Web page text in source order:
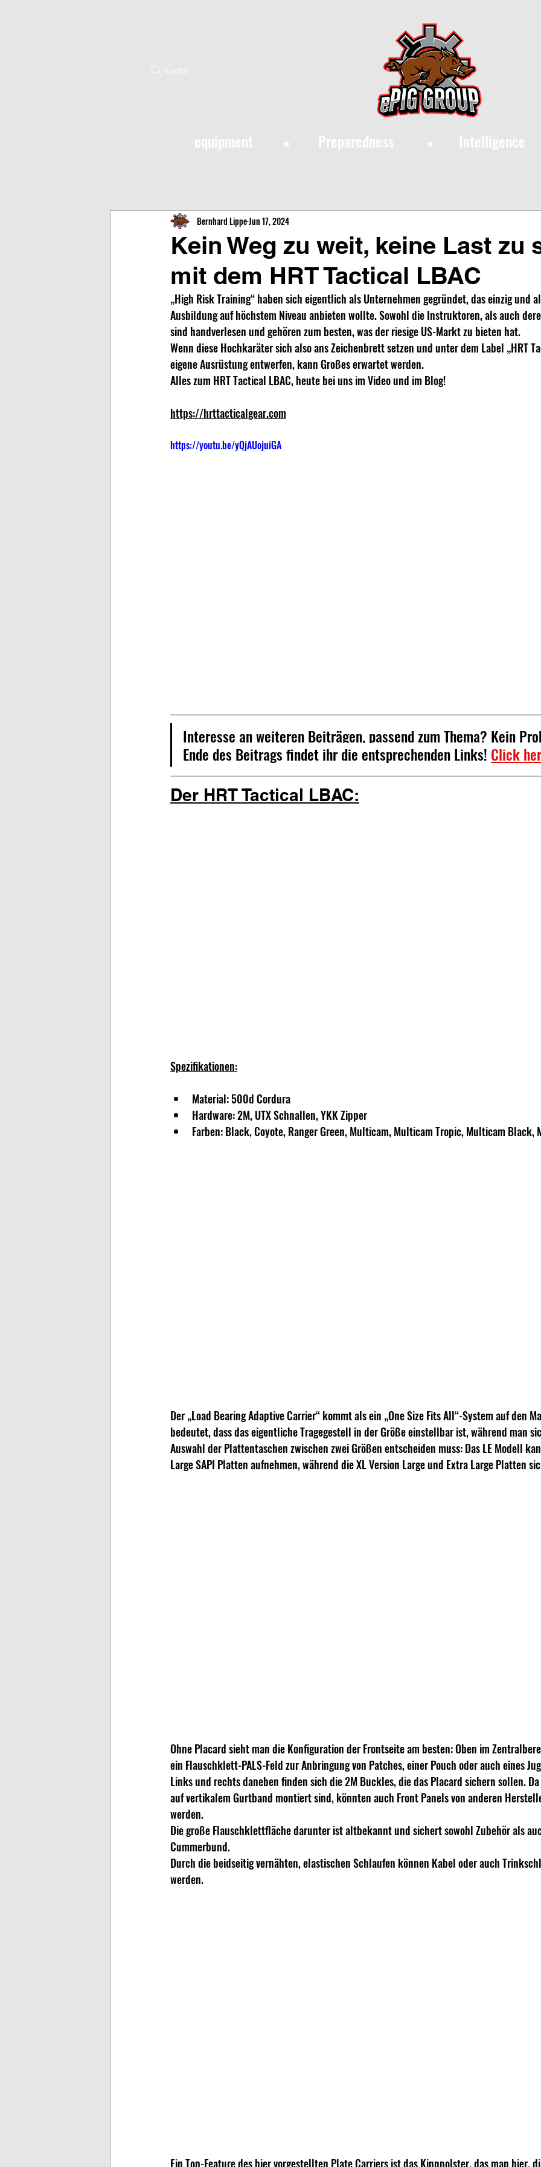
·
equipment Preparedness Intelligence
·
Suche
Kein Weg zu weit, keine Last zu
mit dem HRT Tactical LBAC
Bernhard LippeJun 17, 2024
„High Risk Training“ haben sich eigentlich als Unternehmen gegründet, das einzig und
Ausbildung auf höchstem Niveau anbieten wollte. Sowohl die Instruktoren, als auch
sind handverlesen und gehören zum besten, was der riesige US-Markt zu bieten hat.
Wenn diese Hochkaräter sich also ans Zeichenbrett setzen und unter dem Label „HRT
eigene Ausrüstung entwerfen, kann Großes erwartet werden.
Alles zum HRT Tactical LBAC, heute bei uns im Video und im Blog!
https://hrttacticalgear.com
https://youtu.be/yQjAUojuiGA
Interesse an weiteren Beiträgen, passend zum Thema? Kein
Ende des Beitrags findet ihr die entsprechenden Links! Click
Der HRT Tactical LBAC:
Spezifikationen:
Material: 500d Cordura
Hardware: 2M, UTX Schnallen, YKK Zipper
Farben: Black, Coyote, Ranger Green, Multicam, Multicam Tropic, Multicam Black,
Der „Load Bearing Adaptive Carrier“ kommt als ein „One Size Fits All“-System auf den
bedeutet, dass das eigentliche Tragegestell in der Größe einstellbar ist, während man
Auswahl der Plattentaschen zwischen zwei Größen entscheiden muss: Das LE Modell
Large SAPI Platten aufnehmen, während die XL Version Large und Extra Large Platten
Ohne Placard sieht man die Konfiguration der Frontseite am besten: Oben im
ein Flauschklett-PALS-Feld zur Anbringung von Patches, einer Pouch oder auch eines
Links und rechts daneben finden sich die 2M Buckles, die das Placard sichern sollen.
auf vertikalem Gurtband montiert sind, könnten auch Front Panels von anderen
werden.
Die große Flauschklettfläche darunter ist altbekannt und sichert sowohl Zubehör als
Cummerbund.
Durch die beidseitig vernähten, elastischen Schlaufen können Kabel oder auch
werden.
Ein Top-Feature des hier vorgestellten Plate Carriers ist das Kinnpolster, das man hier,